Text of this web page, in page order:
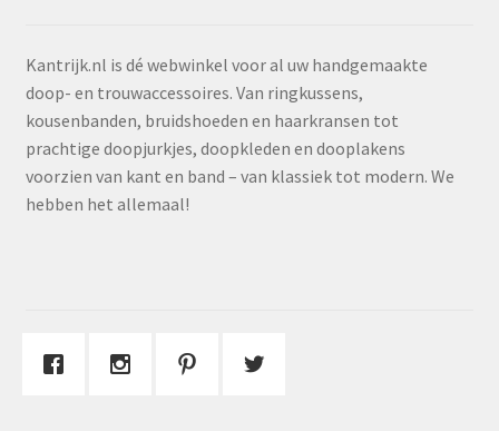
Kantrijk.nl is dé webwinkel voor al uw handgemaakte
doop- en trouwaccessoires. Van ringkussens,
kousenbanden, bruidshoeden en haarkransen tot
prachtige doopjurkjes, doopkleden en dooplakens
voorzien van kant en band – van klassiek tot modern. We
hebben het allemaal!